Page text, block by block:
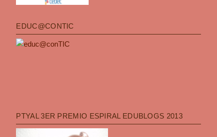
EDUC@CONTIC
PTYAL 3ER PREMIO ESPIRAL EDUBLOGS 2013